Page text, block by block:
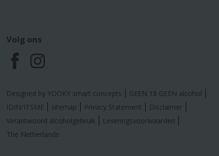
Volg ons
F
a
c
e
I
n
s
t
Designed by YOOKY smart concepts
GEEN 18 GEEN alcohol
IDIN/ITSME
sitemap Privacy Statement
Disclaimer
Verantwoord alcoholgebruik
Leveringsvoorwaarden
The Netherlands